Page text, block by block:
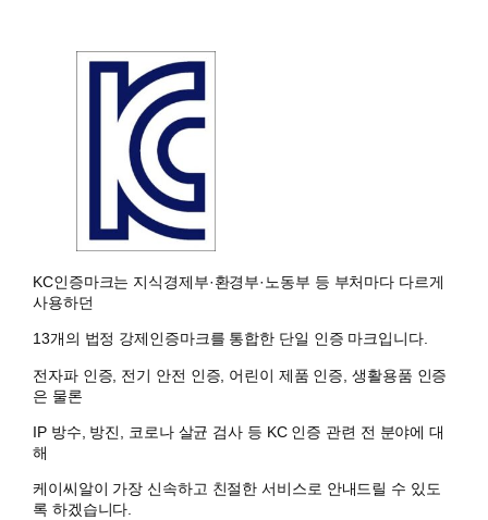
KC인증마크는 지식경제부·환경부·노동부 등 부처마다 다르게
사용하던
13개의 법정 강제인증마크를 통합한 단일 인증 마크입니다.
전자파 인증, 전기 안전 인증, 어린이 제품 인증, 생활용품 인증
은 물론
IP 방수, 방진, 코로나 살균 검사 등 KC 인증 관련 전 분야에 대
해
케이씨알이 가장 신속하고 친절한 서비스로 안내드릴 수 있도
록 하겠습니다.